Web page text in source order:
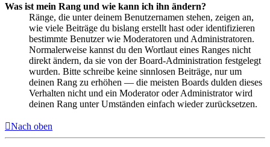
Was ist mein Rang und wie kann ich ihn ändern?
Ränge, die unter deinem Benutzernamen stehen, zeigen an,
wie viele Beiträge du bislang erstellt hast oder identifizieren
bestimmte Benutzer wie Moderatoren und Administratoren.
Normalerweise kannst du den Wortlaut eines Ranges nicht
direkt ändern, da sie von der Board-Administration festgelegt
wurden. Bitte schreibe keine sinnlosen Beiträge, nur um
deinen Rang zu erhöhen — die meisten Boards dulden dieses
Verhalten nicht und ein Moderator oder Administrator wird
deinen Rang unter Umständen einfach wieder zurücksetzen.
Nach oben